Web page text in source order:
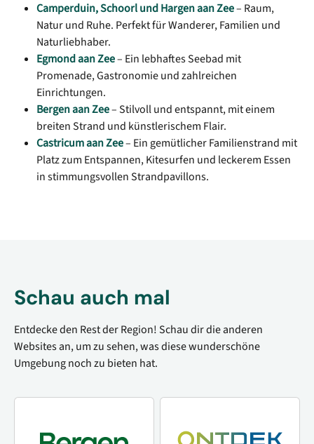
Camperduin, Schoorl und Hargen aan Zee– Raum,
Natur und Ruhe. Perfekt für Wanderer, Familien und
Naturliebhaber.
Egmond aan Zee– Ein lebhaftes Seebad mit
Promenade, Gastronomie und zahlreichen
Einrichtungen.
Bergen aan Zee– Stilvoll und entspannt, mit einem
breiten Strand und künstlerischem Flair.
Castricum aan Zee– Ein gemütlicher Familienstrand mit
Platz zum Entspannen, Kitesurfen und leckerem Essen
in stimmungsvollen Strandpavillons.
Schau auch mal
Entdecke den Rest der Region! Schau dir die anderen
Websites an, um zu sehen, was diese wunderschöne
Umgebung noch zu bieten hat.